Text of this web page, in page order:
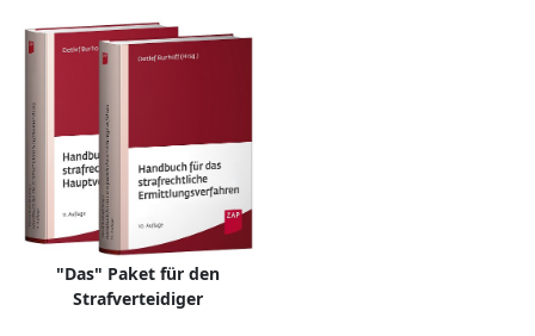
"Das" Paket für den
Strafverteidiger